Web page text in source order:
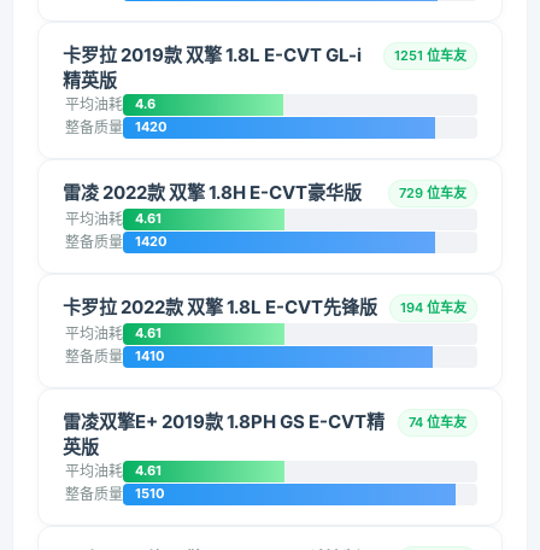
卡罗拉 2019款 双擎 1.8L E-CVT GL-i
精英版
1251 位车友
平均油耗 4.6
整备质量 1420
雷凌 2022款 双擎 1.8H E-CVT豪华版 729 位车友
平均油耗 4.61
整备质量 1420
卡罗拉 2022款 双擎 1.8L E-CVT先锋版 194 位车友
平均油耗 4.61
整备质量 1410
雷凌双擎E+ 2019款 1.8PH GS E-CVT精
英版
74 位车友
平均油耗 4.61
整备质量 1510